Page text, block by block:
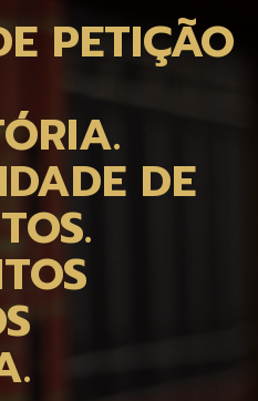
PETIÇÃO
DE